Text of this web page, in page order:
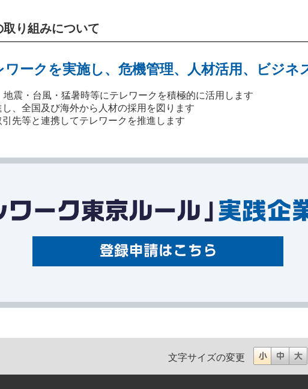
り組みについて
ークを実施し、危機管理、人材活用、ビジネ
震・台風・猛暑時等にテレワークを積極的に活用します
、全国及び海外から人材の採用を図ります
先等と連携してテレワークを推進します
文字サイズの変更